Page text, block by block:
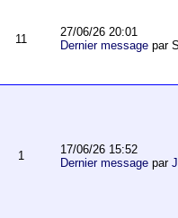
11
27/06/26 20:01
Dernier messagepar
1
17/06/26 15:52
Dernier messagepar